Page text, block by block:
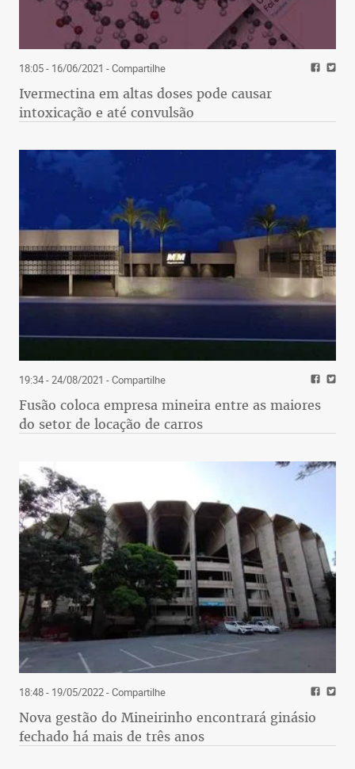
18:05 - 16/06/2021 - Compartilhe
Ivermectina em altas doses pode causar
intoxicação e até convulsão
19:34 - 24/08/2021 - Compartilhe
Fusão coloca empresa mineira entre as maiores
do setor de locação de carros
18:48 - 19/05/2022- Compartilhe
Nova gestão do Mineirinho encontrará ginásio
fechado há mais de três anos